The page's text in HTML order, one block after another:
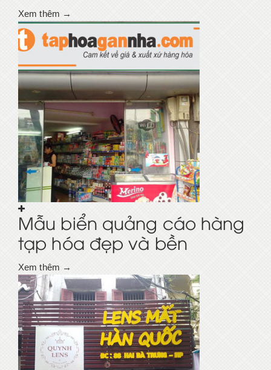
Xem thêm →
Mẫu biển quảng cáo hàng
tạp hóa đẹp và bền
Xem thêm →